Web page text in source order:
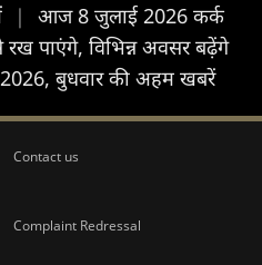
|
आज 8 जुलाई 2026 कर्क
पाएंगे, विभिन्न अवसर बढ़ेंगे
बुधवार की अहम खबरें
Contact us
Complaint Redressal